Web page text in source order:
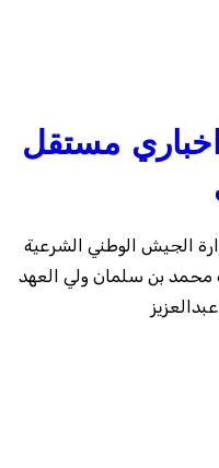
اخباري مستقل
الجيش الوطني الشرعية
محمد بن سلمان ولي العهد